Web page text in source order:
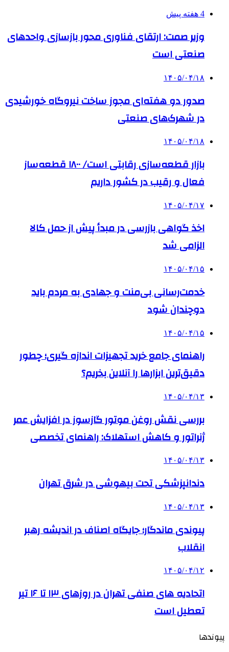
4 هفته پیش
وزیر صمت: ارتقای فناوری محور بازسازی واحدهای
صنعتی است
۱۴۰۵/۰۴/۱۸
صدور دو هفته‌ای مجوز ساخت نیروگاه خورشیدی
در شهرک‌های صنعتی
۱۴۰۵/۰۴/۱۸
بازار قطعه‌سازی رقابتی است/ ۱۸۰۰ قطعه‌ساز
فعال و رقیب در کشور داریم
۱۴۰۵/۰۴/۱۷
اخذ گواهی بازرسی در مبدأ پیش از حمل کالا
الزامی شد
۱۴۰۵/۰۴/۱۵
خدمت‌رسانی بی‌منت و جهادی به مردم باید
دوچندان شود
۱۴۰۵/۰۴/۱۵
راهنمای جامع خرید تجهیزات اندازه گیری؛ چطور
دقیق‌ترین ابزارها را آنلاین بخریم؟
۱۴۰۵/۰۴/۱۳
بررسی نقش روغن موتور گازسوز در افزایش عمر
ژنراتور و کاهش استهلاک: راهنمای تخصصی
۱۴۰۵/۰۴/۱۳
دندانپزشکی تحت بیهوشی در شرق تهران
۱۴۰۵/۰۴/۱۳
پیوندی ماندگار؛ جایگاه اصناف در اندیشه رهبر
انقلاب
۱۴۰۵/۰۴/۱۲
اتحادیه های صنفی تهران در روزهای ۱۳ تا ۱۶ تیر
تعطیل است
پیوندها